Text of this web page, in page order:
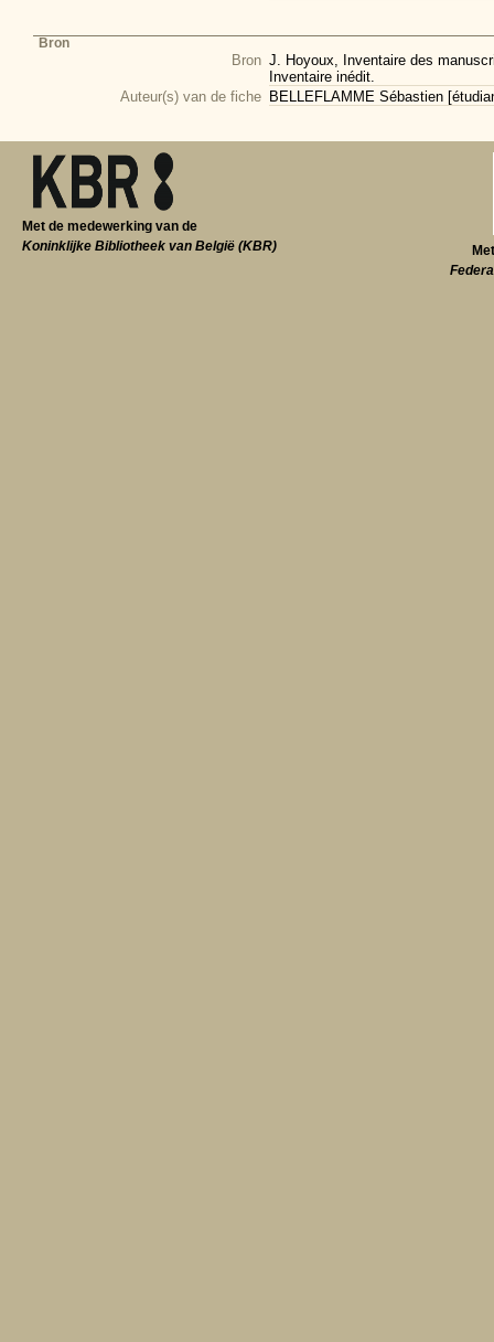
Bron
Bron J. Hoyoux, Inventaire des
Inventaire inédit.
Auteur(s) van de fiche BELLEFLAMME Sébastien
Met de medewerking van de
Koninklijke Bibliotheek van België (KBR)